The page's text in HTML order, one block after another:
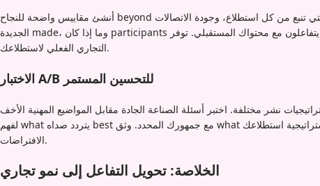
أنشئ مقاييس واضحة للنجاح beyond الأرقام الوهمية. تتبع عدد المحادثات ذات المعنى التي تنبع من كل استطلاع، وجودة الاتصالات
الجديدة made، وما إذا كان participants الاستطلاع يتفاعلون مع محتواك المستقبلي. توفر these المؤشرات رؤية أعمق للتأثير
التجاري الفعلي لاستطلاعك.
الاختبار A/B للتحسين المستمر
نشر مختلفة. اختبر أسئلة الصناعة الجادة مقابل المواضيع المهنية الأخف
لفهم what يتردد صداه best مع جمهورك المحدد. وثق what ينجح وابنِ استراتيجية استطلاعك around النهج المثبتة بدلاً من
الافتراضات.
الخلاصة: تحويل التفاعل إلى نمو تجاري